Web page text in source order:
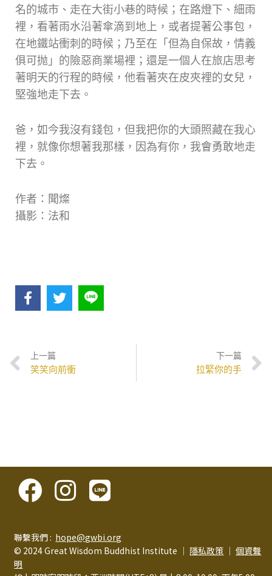
名的城市、走在大街小巷的時候；在路燈下、細雨
裡，看著雨水沿著傘滴到地上，或者提著公事包，
在地鐵站衝刺的時候；乃至在「但為自保故，情義
俱可抛」的險惡商業場裡；還是一個人在旅店思考
著明天的行程的時候，他看著夾在皮夾裡的女兒，
堅強地走下去。
爸，如今我沒有錢包，但我把你的大頭照藏在我心
裡，就像你想著我那樣，因為有你，我會勇敢地走
下去。
作者：聞燦
攝影：法和
上一篇
笑笑向前衝
下一篇
拉緊你的手
聯繫我們 : hope@gwbi.org
© 2024 Great Wisdom Buddhist Institute │ 隱私政策 │個資聲
明